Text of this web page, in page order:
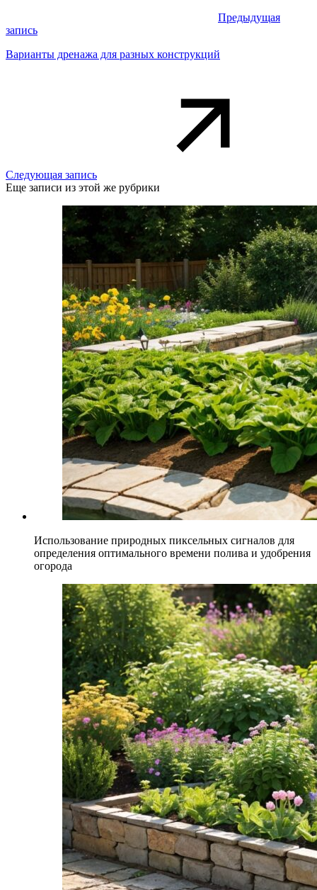
Предыдущая
запись
Варианты дренажа для разных конструкций
Следующая запись
Еще записи из этой же рубрики
Использование природных пиксельных сигналов для
определения оптимального времени полива и удобрения
огорода